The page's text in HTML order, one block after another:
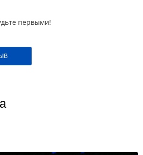
первыми!